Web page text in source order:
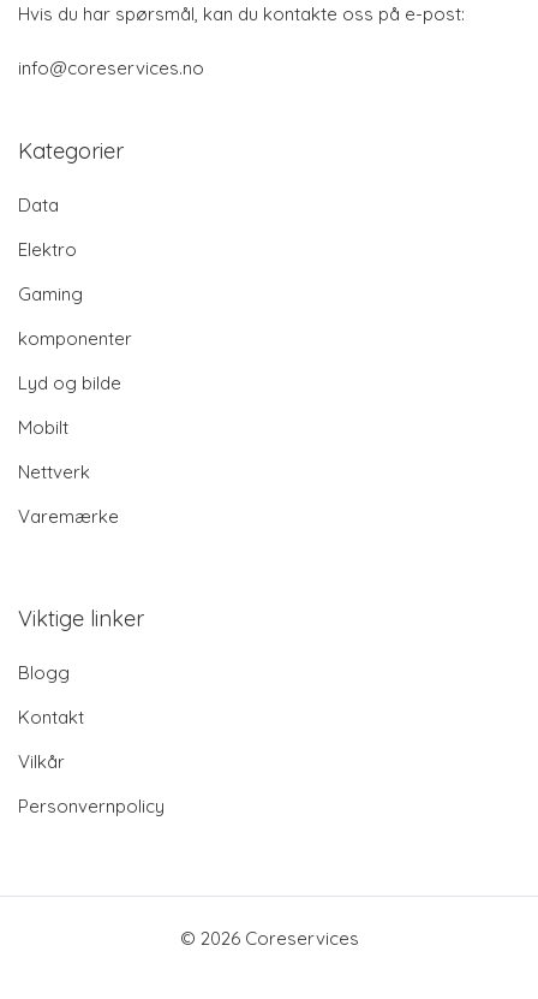
Hvis du har spørsmål, kan du kontakte oss på e-post:
info@coreservices.no
Kategorier
Data
Elektro
Gaming
komponenter
Lyd og bilde
Mobilt
Nettverk
Varemærke
Viktige linker
Blogg
Kontakt
Vilkår
Personvernpolicy
© 2026 Coreservices